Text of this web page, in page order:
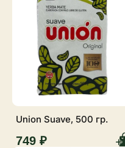
Union Suave, 500 гр.
749 ₽